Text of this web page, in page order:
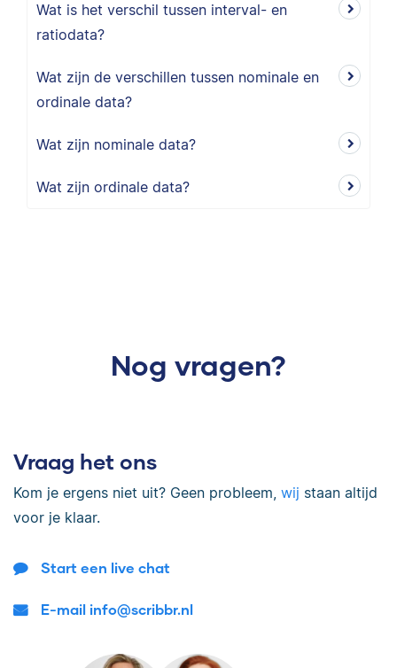
Wat is het verschil tussen interval- en
ratiodata?
Wat zijn de verschillen tussen nominale en
ordinale data?
Wat zijn nominale data?
Wat zijn ordinale data?
Nog vragen?
Vraag het ons
Kom je ergens niet uit? Geen probleem, wij staan altijd
voor je klaar.
Start een live chat
E-mail info@scribbr.nl